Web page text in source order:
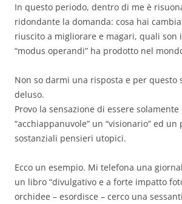
In questo periodo, dentro di me è
ridondante la domanda: cosa hai
riuscito a migliorare e magari, quali son
“modus operandi” ha prodotto nel
Non so darmi una risposta e per questo
deluso.
Provo la sensazione di essere
“acchiappanuvole” un “visionario” ed
sostanziali pensieri utopici.
Ecco un esempio. Mi telefona una
un libro “divulgativo e a forte impatto
orchidee – esordisce – cerco una